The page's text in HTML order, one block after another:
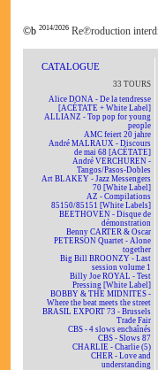
©b 2014/2026 Re℗roduction
CATALOGUE
33 TOURS
Alice DONA - De la tendresse
[ACÉTATE + White Label]
ALLIANZ - Top pop for young
people
AMC feiert 20 jahre
André MALRAUX - Discours
de mai 68 [ACÉTATE]
André VERCHUREN -
Tangos/Pasos-Dobles
Art BLAKEY - Jazz Messengers
70 [White Label]
AZ - Compilations
85150/85151 [White Labels]
BEETHOVEN - Disque de
démonstration
Benny CARTER & Oscar
PETERSON Quartet - Alone
together
Big Bill BROONZY - Last
session volume 1
Billy Joe ROYAL - Test
Pressing [White Label]
BOBBY & THE MIDNITES -
Where the beat meets the street
BRASIL EXPORT 73 - Brussels
Trade Fair
CBS - 4 slows enchaînés
CBS - Slows 87
CHARLIE - Charlie (5)
CHER - Love and
understanding